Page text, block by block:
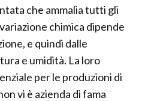
che ammalia tutti gli
chimica dipende
e quindi dalle
e umidità. La loro
per le produzioni di
vi è azienda di fama